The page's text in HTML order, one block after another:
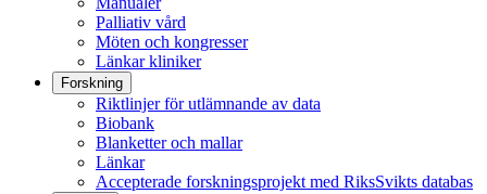
Palliativ vård
Möten och kongresser
Länkar kliniker
Forskning
Riktlinjer för utlämnande av data
Biobank
Blanketter och mallar
Länkar
Accepterade forskningsprojekt med RiksSvikts databas